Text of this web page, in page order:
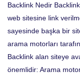
Backlink Nedir
web sitesine link
sayesinde başka bir
arama motorları
Backlink alan siteye
önemlidir: Arama